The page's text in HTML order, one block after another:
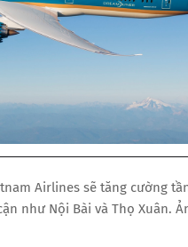
Airlines sẽ tăng cường
như Nội Bài và Thọ Xuân.